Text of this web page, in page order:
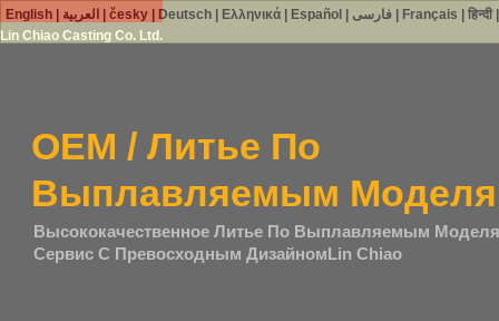
Lin Chiao Casting Co. Ltd.
OEM / Литье По
Выплавляемым
Высококачественное Литье По Выплавляемым
Сервис С Превосходным ДизайномLin Chiao
English| العربية česky| Deutsch| Ελληνικά| Español فارسی| Français हिन्दी